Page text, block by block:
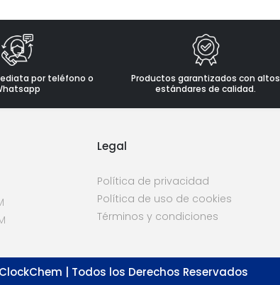
por teléfono o
Productos garantizados con altos
estándares de calidad.
Legal
Política de privacidad
Política de uso de cookies
Términos y condiciones
ClockChem | Todos los Derechos Reservados